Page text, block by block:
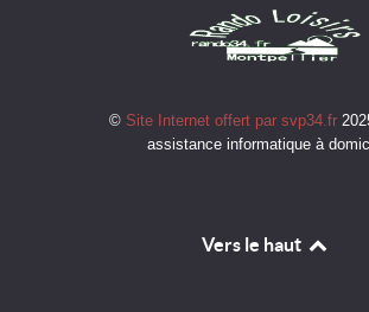
© Site Internet offert par svp34.fr
assistance informatique à
Vers le haut